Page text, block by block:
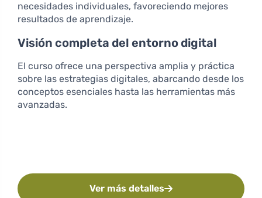
necesidades individuales, favoreciendo mejores
resultados de aprendizaje.
Visión completa del entorno digital
El curso ofrece una perspectiva amplia y práctica
sobre las estrategias digitales, abarcando desde los
conceptos esenciales hasta las herramientas más
avanzadas.
Ver más detalles